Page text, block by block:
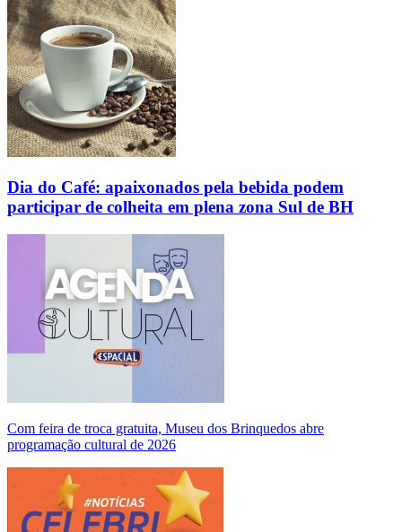
Dia do Café: apaixonados pela bebida podem
participar de colheita em plena zona Sul de BH
Com feira de troca gratuita, Museu dos Brinquedos abre
programação cultural de 2026